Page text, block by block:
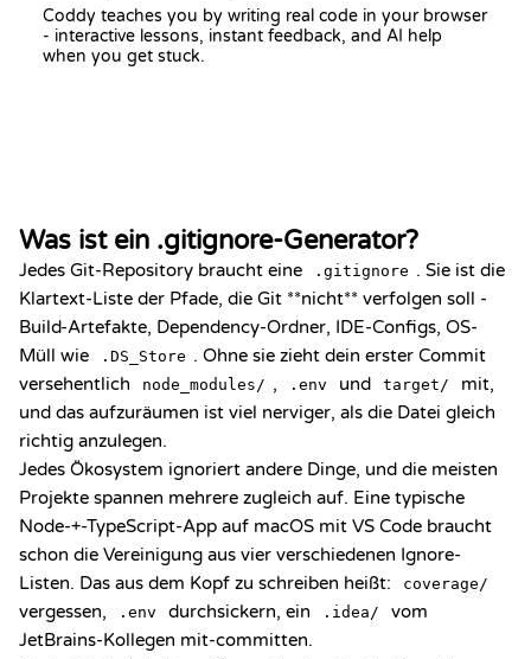
Coddy teaches you by writing real code in your browser
- interactive lessons, instant feedback, and AI help
when you get stuck.
Was ist ein .gitignore-Generator?
Jedes Git-Repository braucht eine .gitignore . Sie ist die
Klartext-Liste der Pfade, die Git **nicht** verfolgen soll -
Build-Artefakte, Dependency-Ordner, IDE-Configs, OS-
Müll wie
.DS_Store . Ohne sie zieht dein erster Commit
versehentlich
node_modules/ , .env und target/
mit,
und das aufzuräumen ist viel nerviger, als die Datei gleich
richtig anzulegen.
Jedes Ökosystem ignoriert andere Dinge, und die meisten
Projekte spannen mehrere zugleich auf. Eine typische
Node-+-TypeScript-App auf macOS mit VS Code braucht
schon die Vereinigung aus vier verschiedenen Ignore-
Listen. Das aus dem Kopf zu schreiben heißt:
coverage/
vergessen, .env durchsickern, ein .idea/
vom
JetBrains-Kollegen mit-committen.